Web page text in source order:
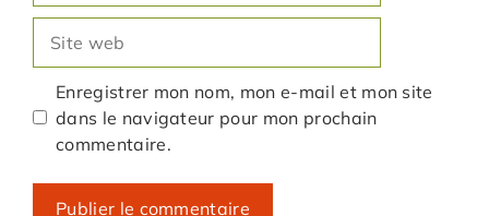
web
Enregistrer mon nom, mon e-mail et mon site
dans le navigateur pour mon prochain
commentaire.